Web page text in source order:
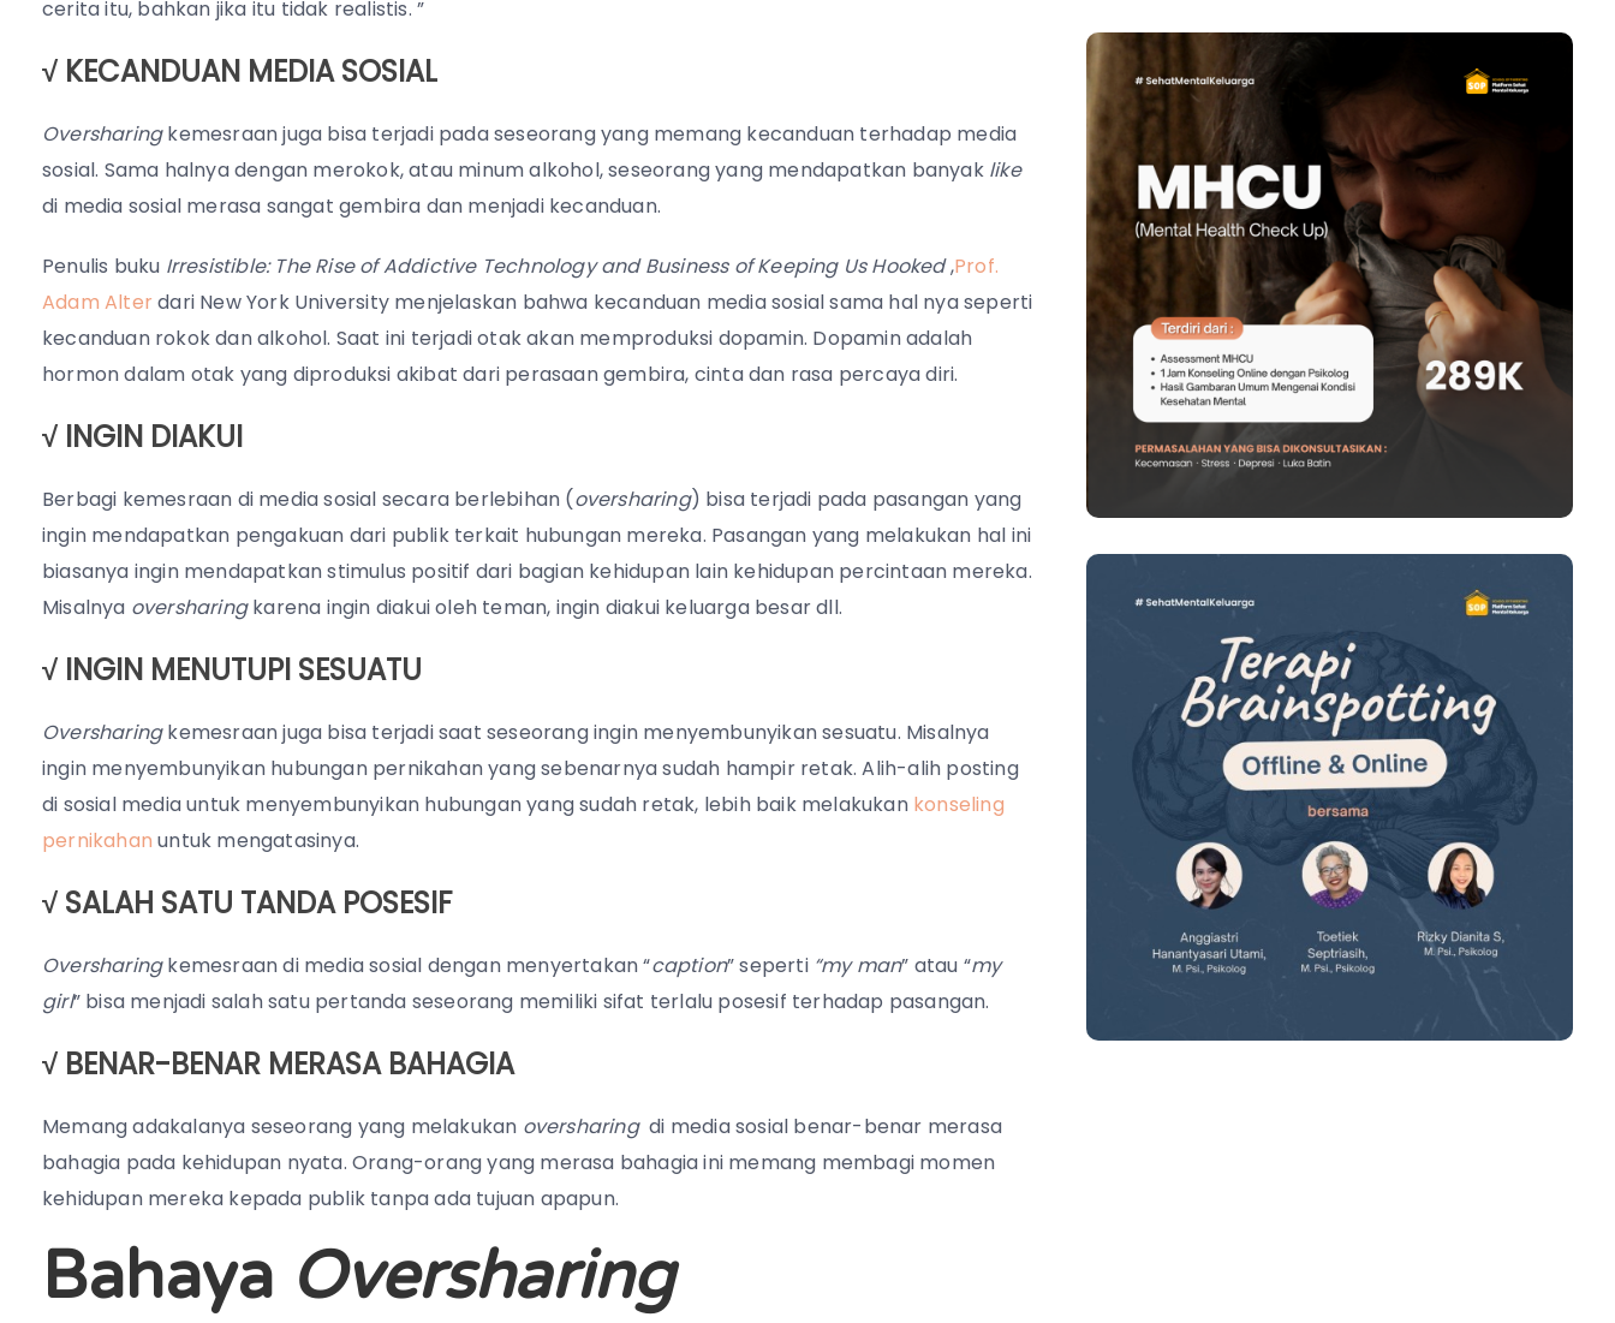
cerita itu, bahkan jika itu tidak realistis. ”
√ KECANDUAN MEDIA SOSIAL
Oversharingkemesraan juga bisa terjadi pada seseorang yang memang kecanduan terhadap media
sosial. Sama halnya dengan merokok, atau minum alkohol, seseorang yang mendapatkan banyak like
di media sosial merasa sangat gembira dan menjadi kecanduan.
Penulis buku Irresistible: The Rise of Addictive Technology and Business of Keeping Us Hooked,Prof.
Adam Alter dari New York University menjelaskan bahwa kecanduan media sosial sama hal nya seperti
kecanduan rokok dan alkohol. Saat ini terjadi otak akan memproduksi dopamin. Dopamin adalah
hormon dalam otak yang diproduksi akibat dari perasaan gembira, cinta dan rasa percaya diri.
√ INGIN DIAKUI
Berbagi kemesraan di media sosial secara berlebihan (oversharing) bisa terjadi pada pasangan yang
ingin mendapatkan pengakuan dari publik terkait hubungan mereka. Pasangan yang melakukan hal ini
biasanya ingin mendapatkan stimulus positif dari bagian kehidupan lain kehidupan percintaan mereka.
Misalnya oversharingkarena ingin diakui oleh teman, ingin diakui keluarga besar dll.
√ INGIN MENUTUPI SESUATU
Oversharingkemesraan juga bisa terjadi saat seseorang ingin menyembunyikan sesuatu. Misalnya
ingin menyembunyikan hubungan pernikahan yang sebenarnya sudah hampir retak. Alih-alih posting
di sosial media untuk menyembunyikan hubungan yang sudah retak, lebih baik melakukan konseling
pernikahan untuk mengatasinya.
√ SALAH SATU TANDA POSESIF
Oversharingkemesraan di media sosial dengan menyertakan “caption” seperti “my man” atau “my
girl” bisa menjadi salah satu pertanda seseorang memiliki sifat terlalu posesif terhadap pasangan.
√ BENAR-BENAR MERASA BAHAGIA
Memang adakalanya seseorang yang melakukan oversharingdi media sosial benar-benar merasa
bahagia pada kehidupan nyata. Orang-orang yang merasa bahagia ini memang membagi momen
kehidupan mereka kepada publik tanpa ada tujuan apapun.
Bahaya Oversharing